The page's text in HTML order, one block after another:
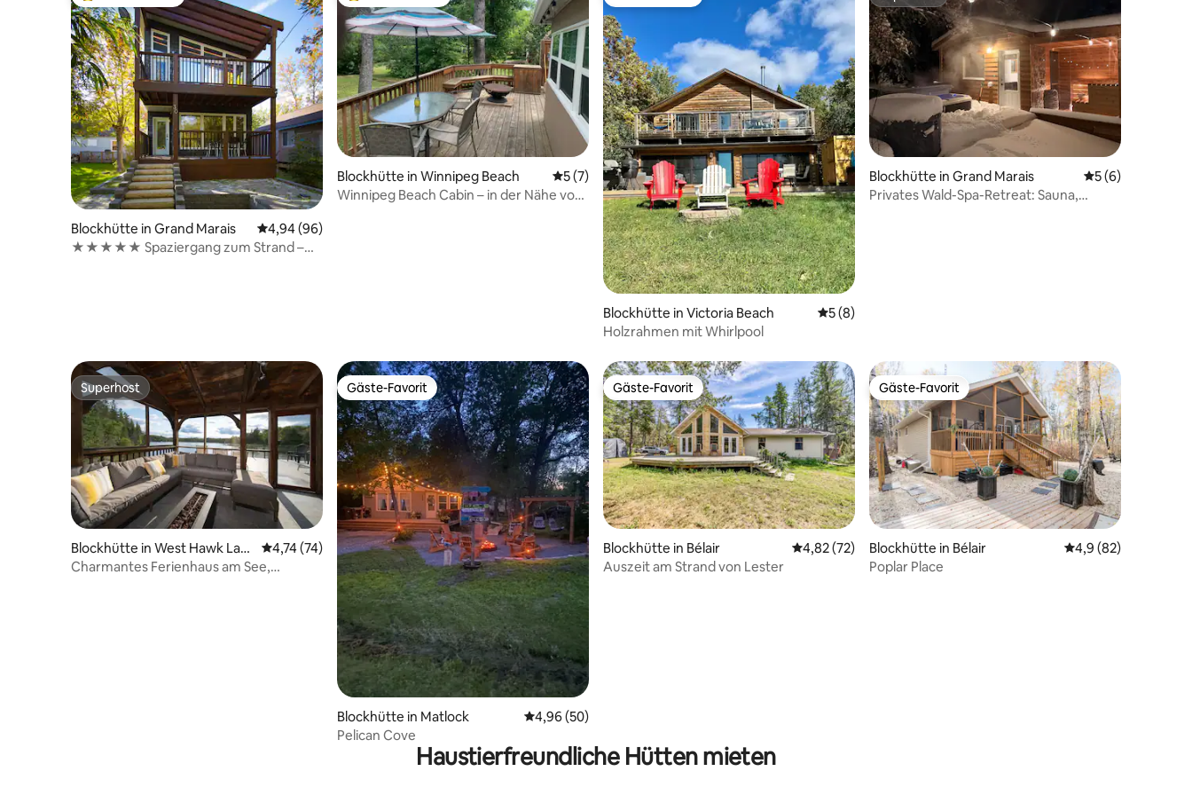
Blockhütte in Grand Marais Durchschnittliche Bewertung: 4,94 von 5, 96 Bewertungen
4,94 (96)
★★★★★ Spaziergang zum Strand –
Blockhütte in Winnipeg Beach Durchschnittliche Bewertung: 5 von 5, 7 Bewertungen
5 (7)
Winnipeg Beach Cabin – in der Nähe von
Blockhütte in Victoria Beach Durchschnittliche Bewertung: 5 von 5, 8 Bewertungen
5 (8)
Holzrahmen mit Whirlpool
Blockhütte in Grand Marais
5 (6)
Privates Wald-Spa-Retreat: Sauna,
Superhost
Superhost
Blockhütte in West Hawk Lak
e
Durchschnittliche Bewertung: 4,74 von 5, 74 Bewertungen
4,74 (74)
Charmantes Ferienhaus am See,
Gäste-Favorit
Gäste-Favorit
Blockhütte in Matlock Durchschnittliche Bewertung: 4,96 von 5, 50 Bewertungen
4,96 (50)
Pelican Cove
Gäste-Favorit
Gäste-Favorit
Blockhütte in Bélair Durchschnittliche Bewertung: 4,82 von 5, 72 Bewertungen
4,82 (72)
Auszeit am Strand von Lester
Gäste-Favorit
Gäste-Favorit
Blockhütte in Bélair Durchschnittliche
4,9 (82)
Poplar Place
Haustierfreundliche Hütten mieten